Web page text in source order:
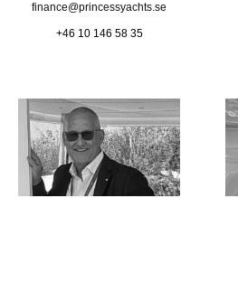
finance@princessyachts.se
+46 10 146 58 35